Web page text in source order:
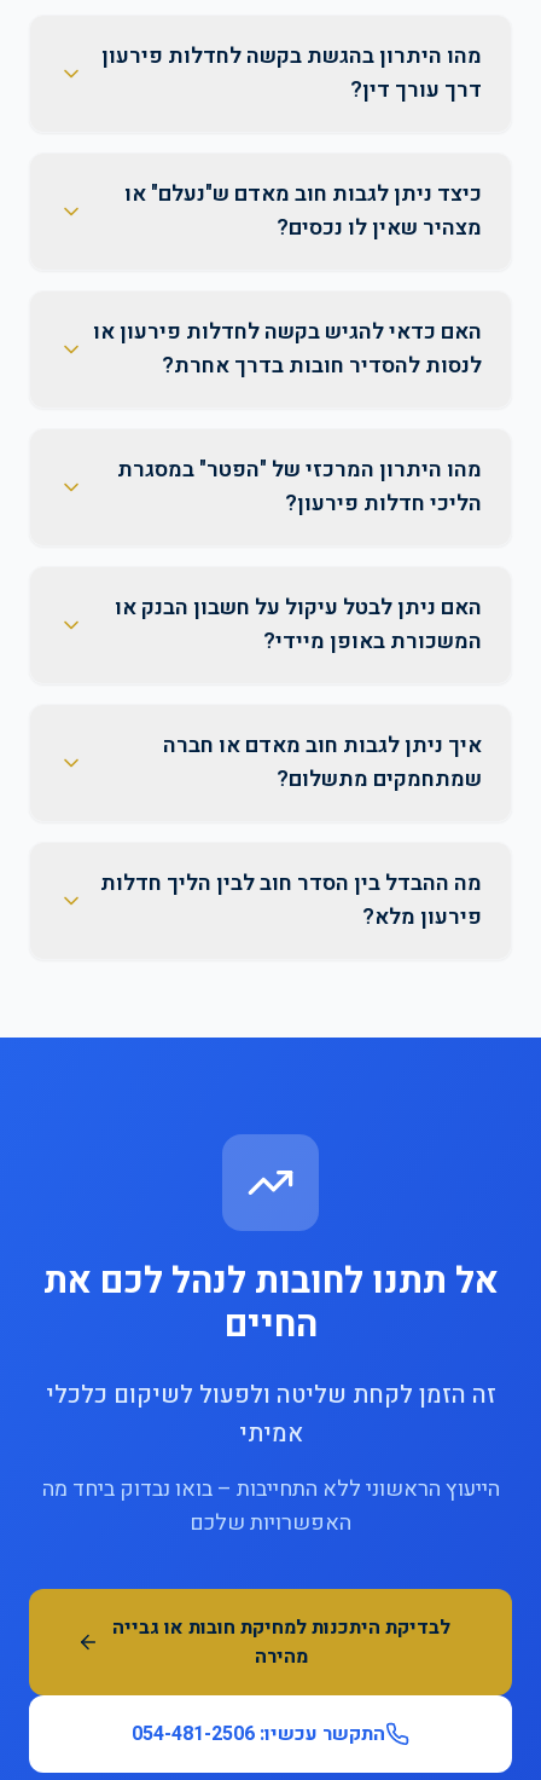
מהו היתרון בהגשת בקשה לחדלות פירעון
דרך עורך דין?
כיצד ניתן לגבות חוב מאדם ש"נעלם" או
מצהיר שאין לו נכסים?
האם כדאי להגיש בקשה לחדלות פירעון או
לנסות להסדיר חובות בדרך אחרת?
מהו היתרון המרכזי של "הפטר" במסגרת
הליכי חדלות פירעון?
האם ניתן לבטל עיקול על חשבון הבנק או
המשכורת באופן מיידי?
איך ניתן לגבות חוב מאדם או חברה
שמתחמקים מתשלום?
מה ההבדל בין הסדר חוב לבין הליך חדלות
פירעון מלא?
אל תתנו לחובות לנהל לכם את
החיים
זה הזמן לקחת שליטה ולפעול לשיקום כלכלי
אמיתי
הייעוץ הראשוני ללא התחייבות – בואו נבדוק ביחד מה
האפשרויות שלכם
לבדיקת היתכנות למחיקת חובות או גבייה
מהירה
התקשר עכשיו: 054-481-2506